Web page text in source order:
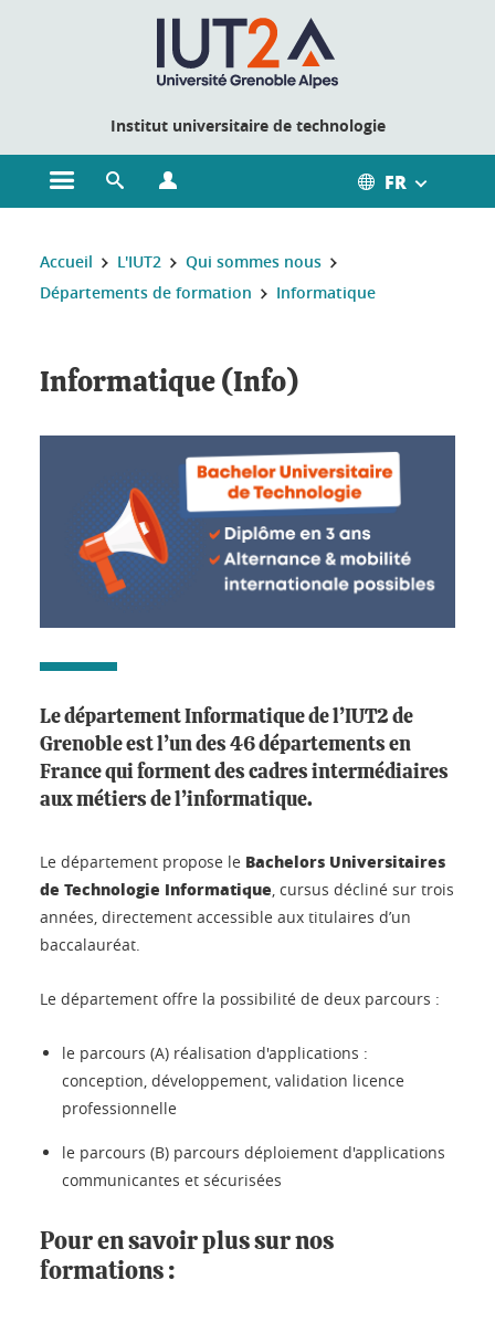
Institut universitaire de technologie
Ouvrir le menu principal
Ouvrir le moteur de recherche FR
Vous êtes ici :
Accueil L'IUT2
Qui sommes nous
Départements de formation
Informatique
Informatique (Info)
Le départementInformatiquede l’IUT2 de
Grenoble est l’un des 46 départements en
France qui forment des cadres intermédiaires
aux métiers de l’informatique.
Le département propose le Bachelors Universitaires
de Technologie Informatique, cursus décliné sur trois
années, directement accessible aux titulaires d’un
baccalauréat.
Le département offre la possibilité de deux parcours :
le parcours (A) réalisation d'applications :
conception, développement, validation licence
professionnelle
le parcours (B) parcours déploiement d'applications
communicantes et sécurisées
Pour en savoir plus sur nos
formations :